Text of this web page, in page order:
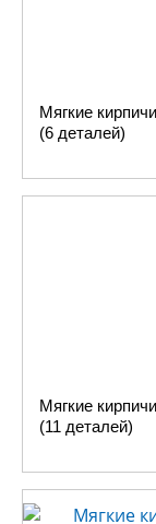
Мягкие
(6 деталей)
Мягкие
(11 деталей)